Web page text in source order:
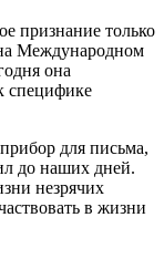
признание только
Международном
она
специфике
для письма,
до наших дней.
незрячих
в жизни